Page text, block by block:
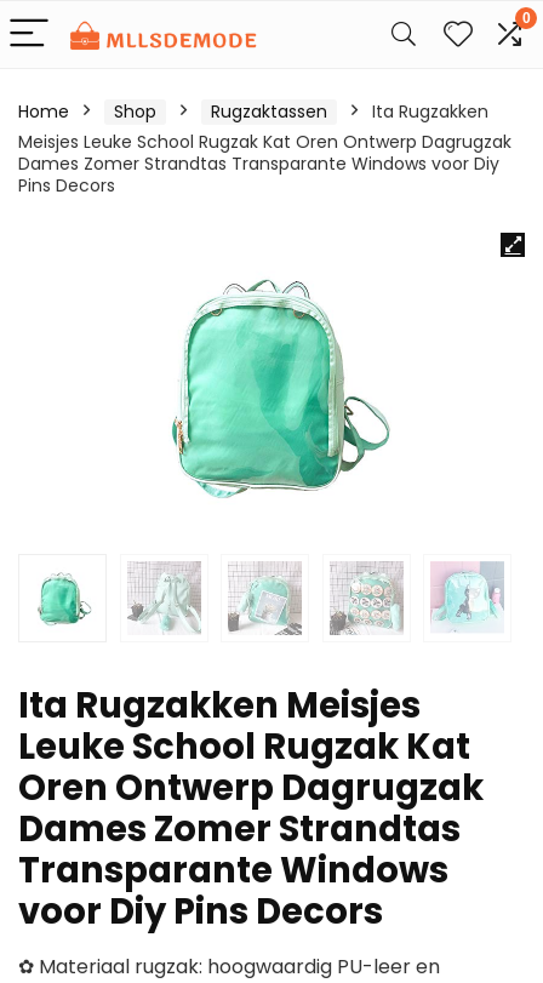
0
Home Shop Rugzaktassen
Ita Rugzakken
Meisjes Leuke School Rugzak Kat Oren Ontwerp Dagrugzak
Dames Zomer Strandtas Transparante Windows voor Diy
Pins Decors
Ita Rugzakken Meisjes
Leuke School Rugzak Kat
Oren Ontwerp Dagrugzak
Dames Zomer Strandtas
Transparante Windows
voor Diy Pins Decors
✿ Materiaal rugzak: hoogwaardig PU-leer en